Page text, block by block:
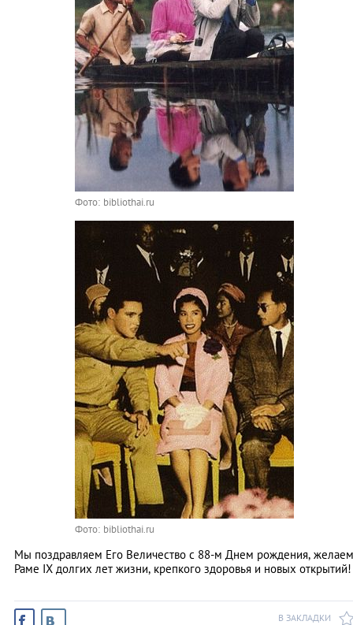
Фото: bibliothai.ru
Фото: bibliothai.ru
Мы поздравляем Его Величество с 88-м Днем рождения, желаем
Раме IX долгих лет жизни, крепкого здоровья и новых открытий!
В ЗАКЛАДКИ